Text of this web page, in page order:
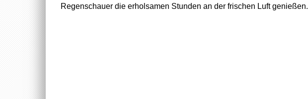
Regenschauer die erholsamen Stunden an der frischen Luft genießen.